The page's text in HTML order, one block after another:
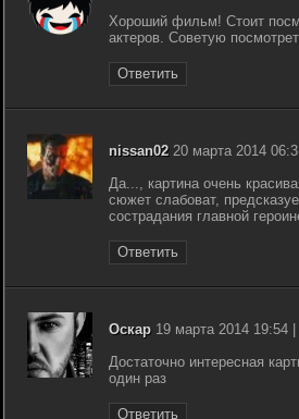
Хороший фильм! Стоит
актеров. Советую
Ответить
nissan02 20 марта 2014
Да..., картина очень
сюжет слабоват,
сострадания главной
Ответить
Оскар 19 марта 2014 19:54
Достаточно интересная
один раз
Ответить